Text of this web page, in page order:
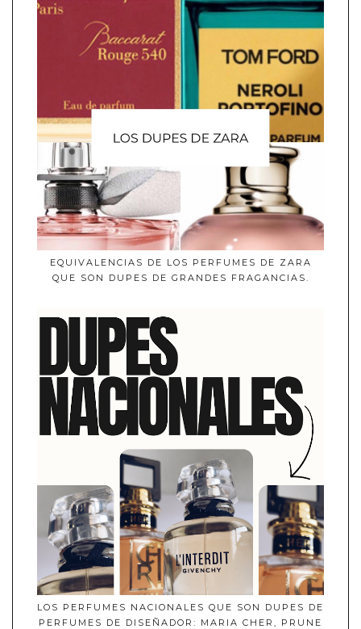
EQUIVALENCIAS DE LOS PERFUMES DE ZARA
QUE SON DUPES DE GRANDES FRAGANCIAS.
LOS PERFUMES NACIONALES QUE SON DUPES DE
PERFUMES DE DISEÑADOR: MARIA CHER, PRUNE